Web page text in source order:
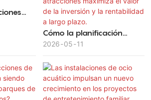
en
Cómo la planificación
estratégica de parques de
valor de la inversión y la
rentabilidad a largo plazo.
2026 05 11